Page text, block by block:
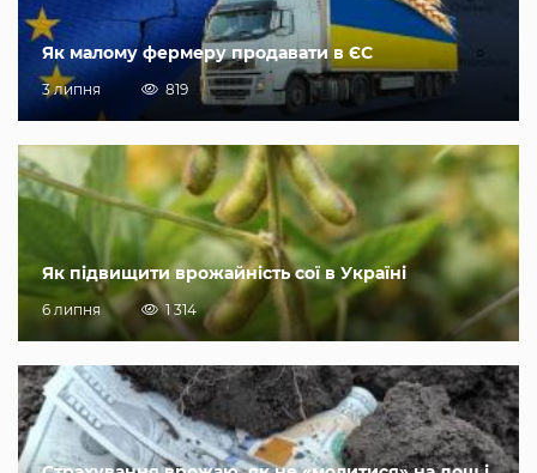
Як малому фермеру продавати в ЄС
3 липня 819
Як підвищити врожайність сої в Україні
6 липня 1 314